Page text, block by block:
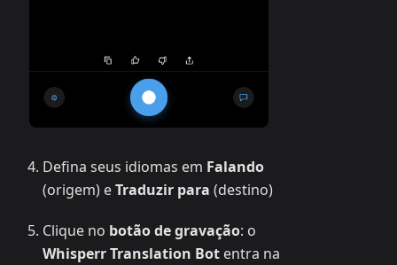
Defina seus idiomas em Falando
(origem) eTraduzir para (destino)
Clique no botão de gravação: o
Whisperr Translation Bot entra na